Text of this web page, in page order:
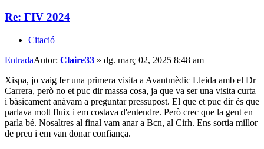
Re: FIV 2024
Citació
EntradaAutor: Claire33 » dg. març 02, 2025 8:48 am
Xispa, jo vaig fer una primera visita a Avantmèdic Lleida amb el Dr
Carrera, però no et puc dir massa cosa, ja que va ser una visita curta
i bàsicament anàvam a preguntar pressupost. El que et puc dir és que
parlava molt fluix i em costava d'entendre. Però crec que la gent en
parla bé. Nosaltres al final vam anar a Bcn, al Cirh. Ens sortia millor
de preu i em van donar confiança.